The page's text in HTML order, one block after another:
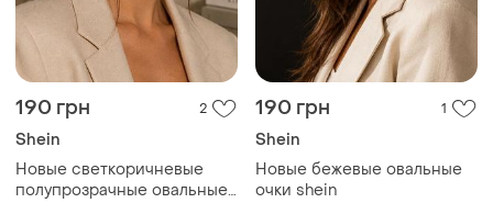
190 грн 2
Shein
Новые светкоричневые
полупрозрачные овальные
190 грн 1
Shein
Новые бежевые овальные
очки shein